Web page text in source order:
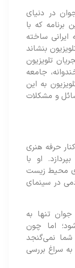
دنیای
که با
ساخته
بنشاند
جامعه
به این
مشکلات
هنری
او با
زیست
سینمای
تنها به
چون
بررسی